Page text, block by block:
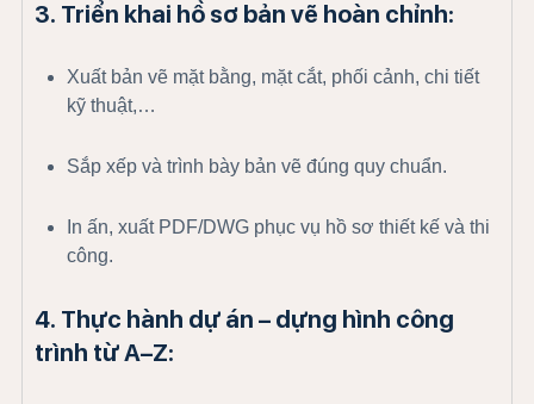
3. Triển khai hồ sơ bản vẽ hoàn chỉnh:
Xuất bản vẽ mặt bằng, mặt cắt, phối cảnh, chi tiết
kỹ thuật,…
Sắp xếp và trình bày bản vẽ đúng quy chuẩn.
In ấn, xuất PDF/DWG phục vụ hồ sơ thiết kế và thi
công.
4. Thực hành dự án – dựng hình công
trình từ A–Z: